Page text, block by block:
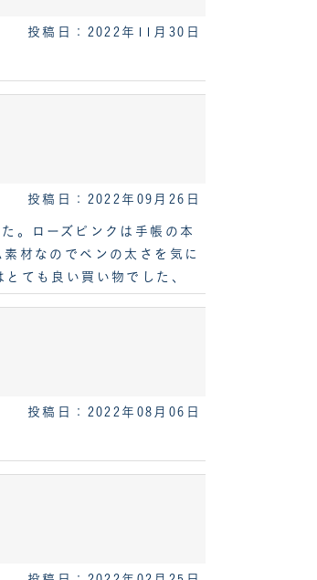
投稿日：2022年11月30日
投稿日：2022年09月26日
。ローズピンクは手帳の本
材なのでペンの太さを気に
ても良い買い物でした、
投稿日：2022年08月06日